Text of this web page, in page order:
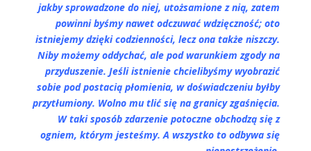
jakby sprowadzone do niej, utożsamione z nią, zatem
powinni byśmy nawet odczuwać wdzięczność; oto
istniejemy dzięki codzienności, lecz ona także niszczy.
Niby możemy oddychać, ale pod warunkiem zgody na
przyduszenie. Jeśli istnienie chcielibyśmy wyobrazić
sobie pod postacią płomienia, w doświadczeniu byłby
przytłumiony. Wolno mu tlić się na granicy zgaśnięcia.
W taki sposób zdarzenie potoczne obchodzą się z
ogniem, którym jesteśmy. A wszystko to odbywa się